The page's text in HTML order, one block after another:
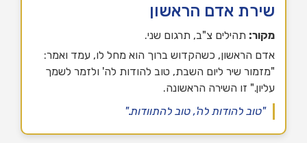
שירת אדם הראשון
מקור:תהילים צ"ב, תרגום שני.
אדם הראשון, כשהקדוש ברוך הוא מחל לו, עמד ואמר:
"מזמור שיר ליום השבת, טוב להודות לה' ולזמר לשמך
עליון." זו השירה הראשונה.
"טוב להודות לה', טוב להתוודות."